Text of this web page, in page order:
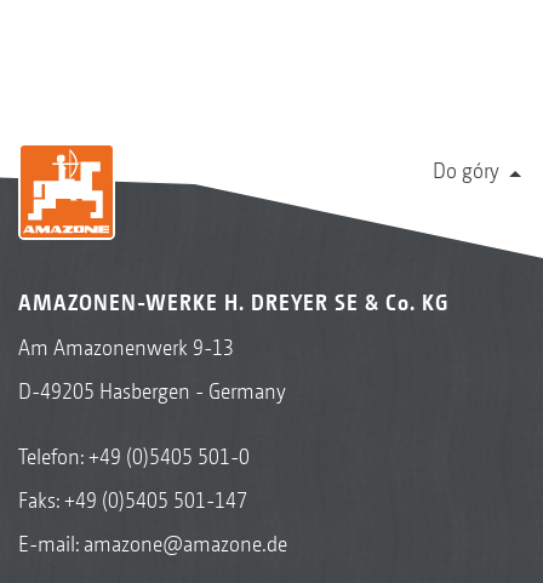
uprawie marchwi w oparciu o mapę punktową z
wykorzystaniem standardowego opryskiwacza
zaczepianego UX 5201 Super
Do góry
AMAZONEN-WERKE H. DREYER SE & Co. KG
Am Amazonenwerk 9-13
D-49205 Hasbergen - Germany
Telefon:+49 (0)5405 501-0
Faks: +49 (0)5405 501-147
E-mail: amazone@amazone.de